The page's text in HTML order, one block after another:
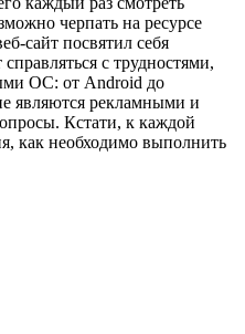
черпать на ресурсе
сайт посвятил себя
с трудностями,
ОС: от Android до
являются рекламными и
Кстати, к каждой
как необходимо выполнить